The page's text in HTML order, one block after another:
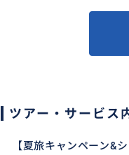
ツアー・サービス
【夏旅キャンペーン&